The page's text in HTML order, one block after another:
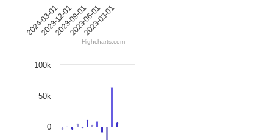
2024-03-01
2023-12-01
2023-09-01
2023-06-01
2023-03-01
Highcharts.com
0
50k
100k